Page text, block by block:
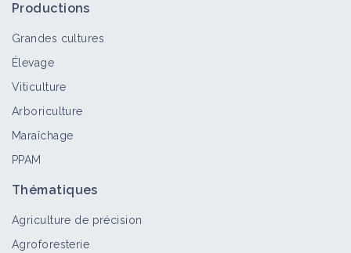
Productions
Grandes cultures
Élevage
Viticulture
Arboriculture
Maraîchage
PPAM
Thématiques
Agriculture de précision
Agroforesterie